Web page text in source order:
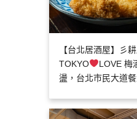
【台北居酒屋】彡
TOKYO
LOVE 梅
盪，台北市民大道